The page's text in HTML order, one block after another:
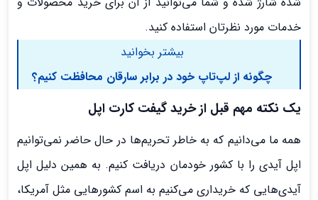
خدمات مورد نظرتان استفاده کنید.
بیشتر بخوانید
چگونه از لپ‌تاپ خود در برابر سارقان محافظت کنیم؟
یک نکته مهم قبل از خرید گیفت کارت اپل
همه ما می‌دانیم که به خاطر تحریم‌ها در حال حاضر نمی‌توانیم
اپل آیدی را با کشور خودمان دریافت کنیم. به همین دلیل اپل
آیدی‌هایی که خریداری می‌کنیم به اسم کشورهایی مثل آمریکا،